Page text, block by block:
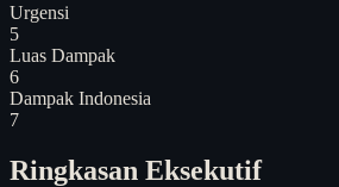
Urgensi
5
Luas Dampak
6
Dampak Indonesia
7
Ringkasan Eksekutif